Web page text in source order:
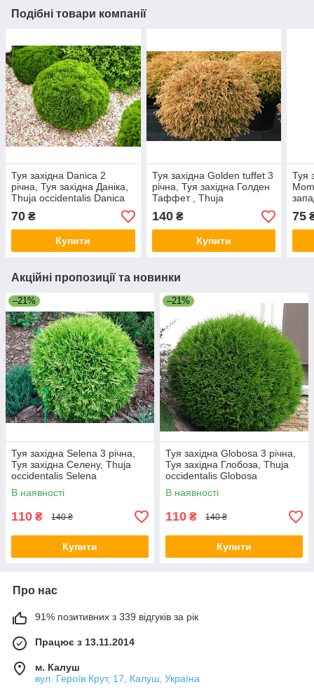
Подібні товари компанії
Туя західна Danica 2
річна, Туя західна Даніка,
Thuja occidentalis Danica
70 ₴
Купити
Туя західна Golden tuffet 3
річна, Туя західна Голден
Таффет , Thuja
occidentalis Golden tuffet
140₴
Купити
Туя
75
Акційні пропозиції та новинки
–21%
Туя західна Selena 3 річна,
Туя західна Селену, Thuja
occidentalis Selena
В наявності
110 ₴ 140 ₴
Купити
–21%
Туя західна Globosa 3 річна,
Туя західна Глобоза, Thuja
occidentalis Globosa
В наявності
110 ₴ 140 ₴
Купити
Про нас
91% позитивних з 339 відгуків за рік
Працює з 13.11.2014
м. Калуш
вул. Героїв Крут, 17, Калуш, Україна